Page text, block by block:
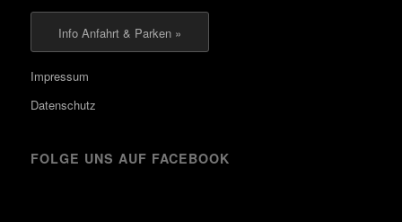
Info Anfahrt & Parken »
Impressum
Datenschutz
FOLGE UNS AUF FACEBOOK